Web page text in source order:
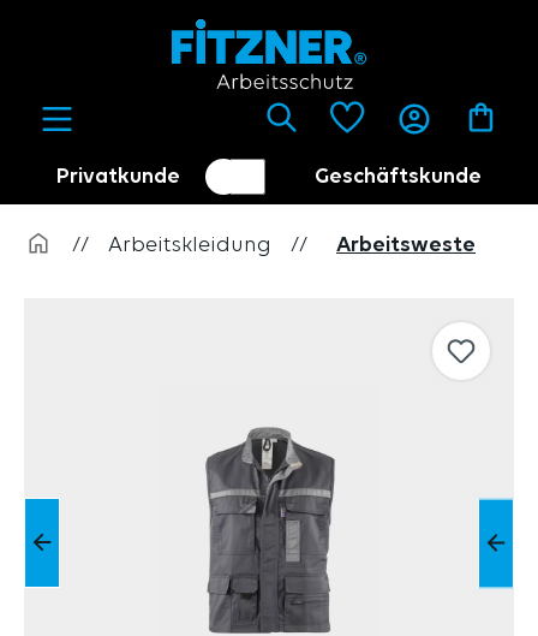
Privatkunde
Kundenumschalter
Geschäftskunde
Händler
// Arbeitskleidung // Arbeitsweste